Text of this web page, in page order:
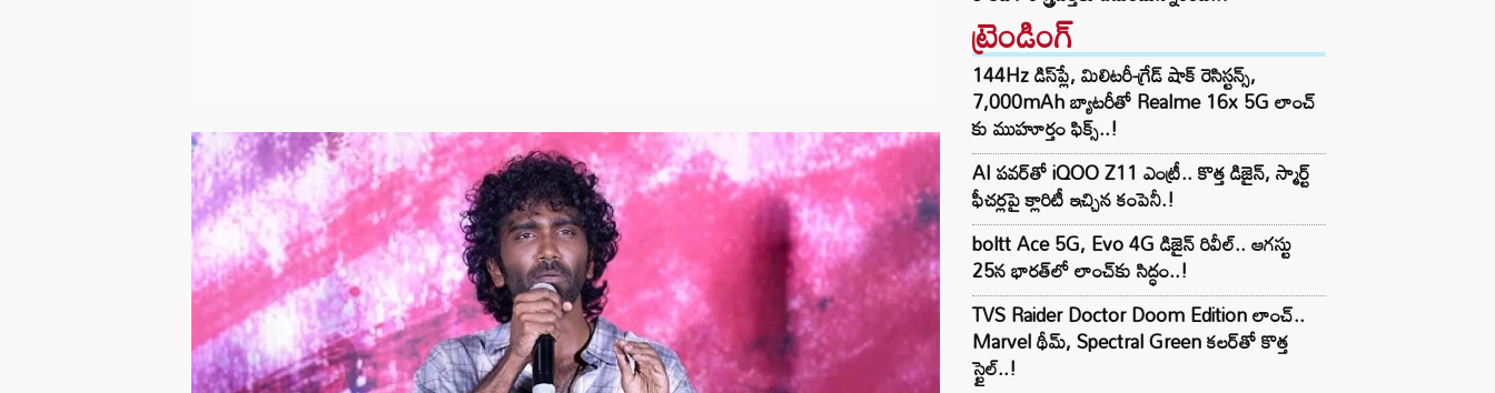
ట్రెండింగ్‌
144Hz డిస్‌ప్లే, మిలిటరీ-గ్రేడ్ షాక్ రెసిస్టన్స్,
7,000mAh బ్యాటరీతో Realme 16x 5G లాంచ్
కు ముహూర్తం ఫిక్స్..!
AI పవర్‌తో iQOO Z11 ఎంట్రీ.. కొత్త డిజైన్, స్మార్ట్
ఫీచర్లపై క్లారిటీ ఇచ్చిన కంపెనీ.!
boltt Ace 5G, Evo 4G డిజైన్ రివీల్.. ఆగస్టు
25న భారత్‌లో లాంచ్‌కు సిద్ధం..!
TVS Raider Doctor Doom Edition లాంచ్..
Marvel థీమ్, Spectral Green కలర్‌తో కొత్త
స్టైల్..!